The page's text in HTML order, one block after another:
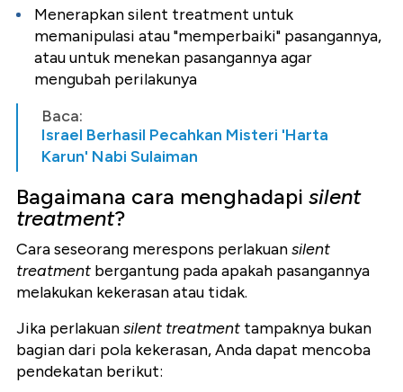
Menerapkansilent treatment untuk
memanipulasi atau "memperbaiki" pasangannya,
atau untuk menekan pasangannya agar
mengubah perilakunya
Baca:
Israel Berhasil Pecahkan Misteri 'Harta
Karun' Nabi Sulaiman
Bagaimana cara menghadapi silent
treatment?
Cara seseorang merespons perlakuansilent
treatment bergantung pada apakah pasangannya
melakukan kekerasan atau tidak.
Jika perlakuansilent treatment tampaknya bukan
bagian dari pola kekerasan, Anda dapat mencoba
pendekatan berikut: